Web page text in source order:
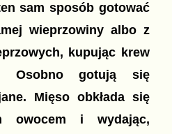
sam sposób gotować
wieprzowiny albo z
kupując krew
Osobno gotują się
Mięso obkłada się
owocem i wydając,